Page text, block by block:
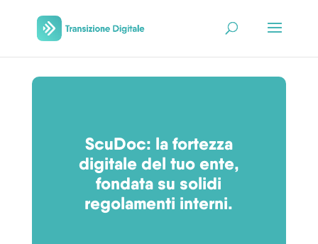
ScuDoc: la fortezza
digitale del tuo ente,
fondata su solidi
regolamenti interni.